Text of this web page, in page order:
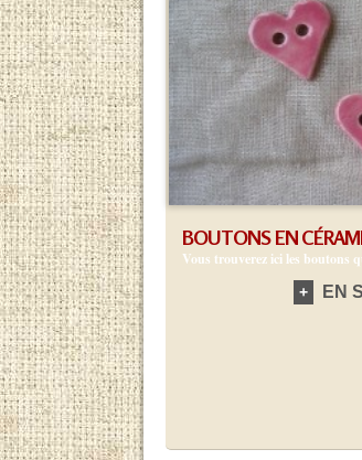
BOUTONS EN
Vous trouverez ici les boutons
+ EN